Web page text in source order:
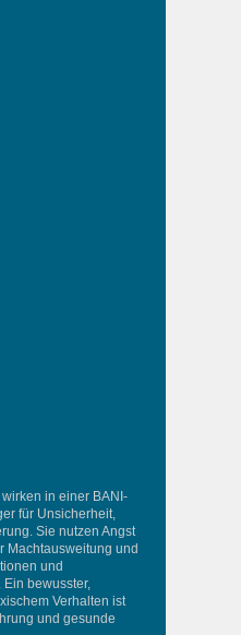
in einer BANI-
für Unsicherheit,
Sie nutzen Angst
Machtausweitung und
und
bewusster,
Verhalten ist
und gesunde